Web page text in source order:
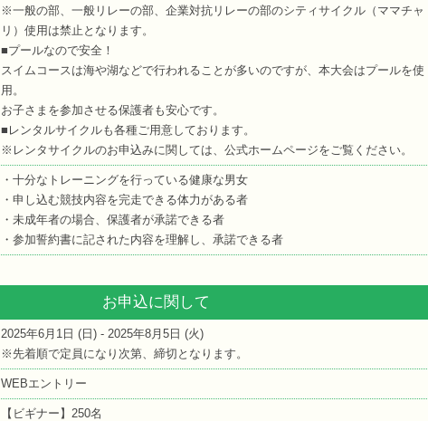
※一般の部、一般リレーの部、企業対抗リレーの部のシティサイクル（ママチャ
リ）使用は禁止となります。
■プールなので安全！
スイムコースは海や湖などで行われることが多いのですが、本大会はプールを使
用。
お子さまを参加させる保護者も安心です。
■レンタルサイクルも各種ご用意しております。
※レンタサイクルのお申込みに関しては、公式ホームページをご覧ください。
・十分なトレーニングを行っている健康な男女
・申し込む競技内容を完走できる体力がある者
・未成年者の場合、保護者が承諾できる者
・参加誓約書に記された内容を理解し、承諾できる者
お申込に関して
2025年6月1日 (日 ) - 2025年8月5日 (火)
※先着順で定員になり次第、締切となります。
WEBエントリー
【ビギナー】250名